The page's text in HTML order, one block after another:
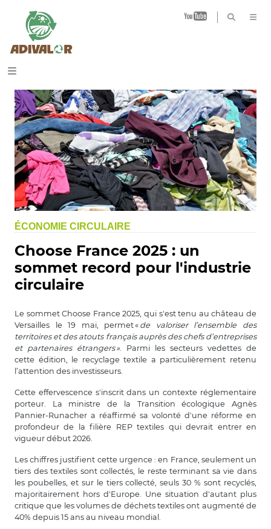
B
ÉCONOMIE CIRCULAIRE
Choose France 2025 : un
sommet record pour l'industrie
circulaire
Le sommet Choose France 2025, qui s'est tenu au château de
Versailles le 19 mai, permet« de valoriser l’ensemble des
territoires et des atouts français auprès des chefs d’entreprises
et partenaires étrangers ». Parmi les secteurs vedettes de
cette édition, le recyclage textile a particulièrement retenu
l’attention des investisseurs.
Cette effervescence s'inscrit dans un contexte réglementaire
porteur. La ministre de la Transition écologique Agnès
Pannier-Runacher a réaffirmé sa volonté d'une réforme en
profondeur de la filière REP textiles qui devrait entrer en
vigueur début 2026.
Les chiffres justifient cette urgence : en France, seulement un
tiers des textiles sont collectés, le reste terminant sa vie dans
les poubelles, et sur le tiers collecté, seuls 30 % sont recyclés,
majoritairement hors d'Europe. Une situation d'autant plus
critique que les volumes de déchets textiles ont augmenté de
40% depuis 15 ans au niveau mondial.